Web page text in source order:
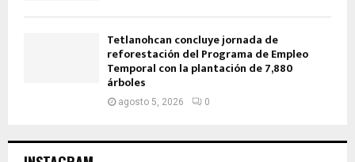
Tetlanohcan concluye jornada de
reforestación del Programa de Empleo
Temporal con la plantación de 7,880
árboles
agosto 5, 2026 0